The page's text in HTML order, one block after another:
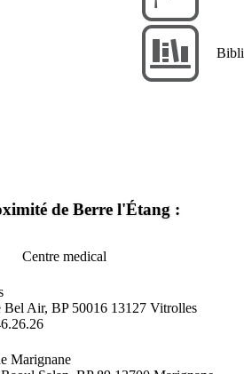
de Berre l'Étang :
Centre medical
Air, BP 50016 13127 Vitrolles
Marignane